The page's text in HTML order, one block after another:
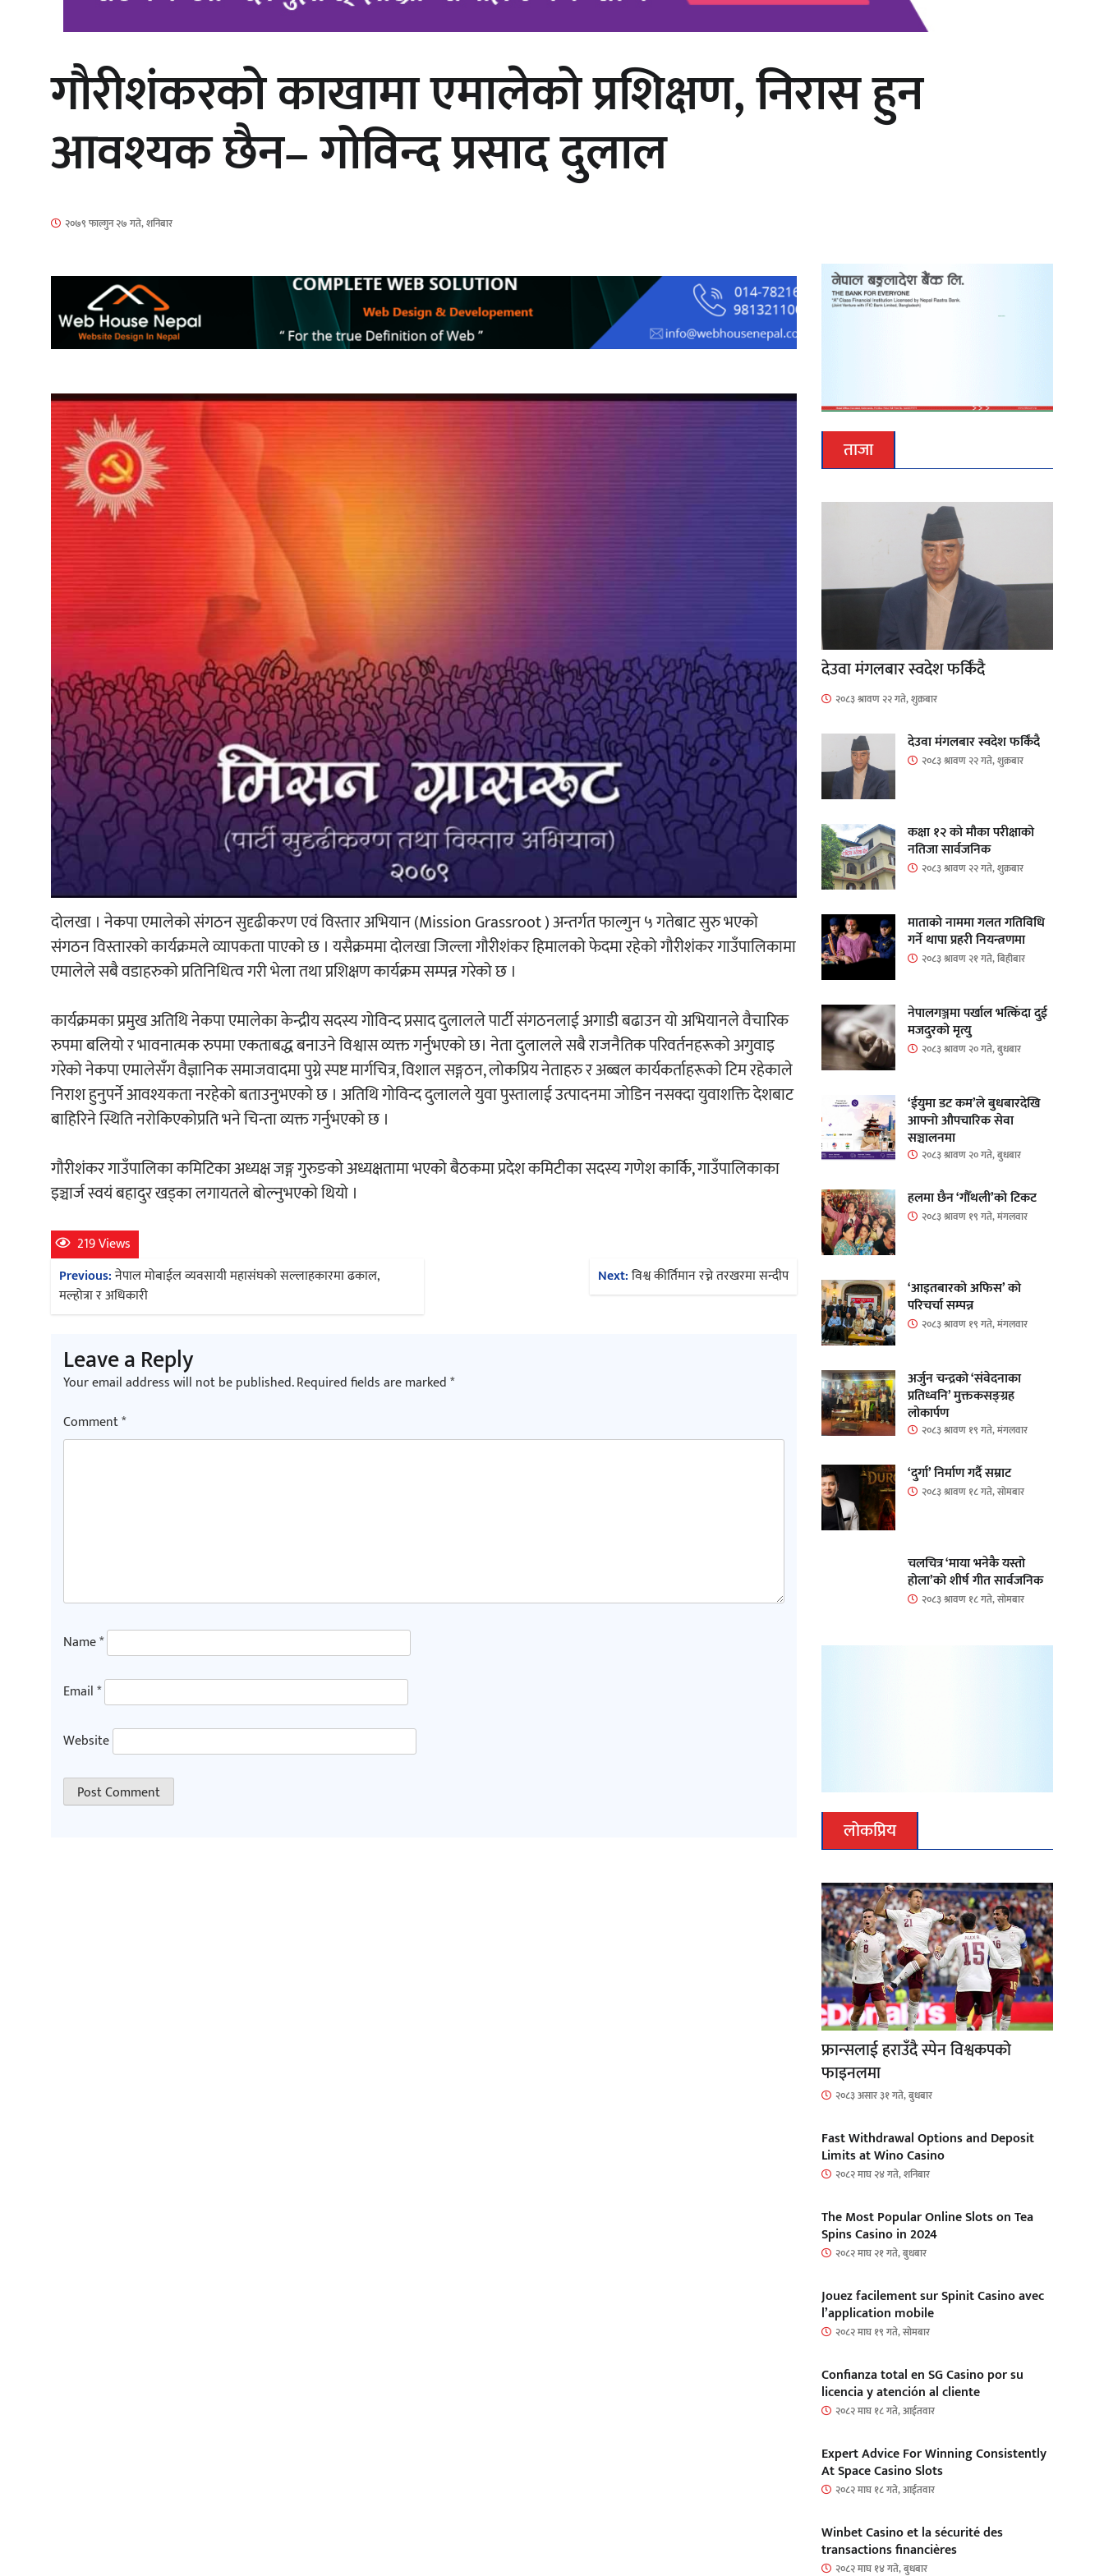
‘आइतबारको अफिस’ को परिचर्चा सम्पन्न
अर्जुन चन्द्रको ‘संवेदनाका प्रतिध्वनि’
मुक्तकसङ्ग्रह लोकार्पण
‘दुर्गा’ निर्माण गर्दै सम्राट
चलचित्र ‘माया भनेकै यस्तो होला’को शीर्ष
गौरीशंकरको काखामा एमालेको प्रशिक्षण, निरास हुन
आवश्यक छैन– गोविन्द प्रसाद दुलाल
२०७९ फाल्गुन २७ गते, शनिबार
दोलखा । नेकपा एमालेको संगठन सुदृढीकरण एवं विस्तार अभियान (Mission Grassroot ) अन्तर्गत फाल्गुन ५ गतेबाट सुरु भएको
संगठन विस्तारको कार्यक्रमले व्यापकता पाएको छ । यसैक्रममा दोलखा जिल्ला गौरीशंकर हिमालको फेदमा रहेको गौरीशंकर गाउँपालिकामा
एमालेले सबै वडाहरुको प्रतिनिधित्व गरी भेला तथा प्रशिक्षण कार्यक्रम सम्पन्न गरेको छ ।
कार्यक्रमका प्रमुख अतिथि नेकपा एमालेका केन्द्रीय सदस्य गोविन्द प्रसाद दुलालले पार्टी संगठनलाई अगाडी बढाउन यो अभियानले वैचारिक
रुपमा बलियो र भावनात्मक रुपमा एकताबद्ध बनाउने विश्वास व्यक्त गर्नुभएको छ। नेता दुलालले सबै राजनैतिक परिवर्तनहरूको अगुवाइ
गरेको नेकपा एमालेसँग वैज्ञानिक समाजवादमा पुग्ने स्पष्ट मार्गचित्र, विशाल सङ्गठन, लोकप्रिय नेताहरु र अब्बल कार्यकर्ताहरूको टिम रहेकाले
निराश हुनुपर्ने आवश्यकता नरहेको बताउनुभएको छ । अतिथि गोविन्द दुलालले युवा पुस्तालाई उत्पादनमा जोडिन नसक्दा युवाशक्ति देशबाट
बाहिरिने स्थिति नरोकिएकोप्रति भने चिन्ता व्यक्त गर्नुभएको छ ।
गौरीशंकर गाउँपालिका कमिटिका अध्यक्ष जङ्ग गुरुङको अध्यक्षतामा भएको बैठकमा प्रदेश कमिटीका सदस्य गणेश कार्कि, गाउँपालिकाका
इञ्चार्ज स्वयं बहादुर खड्का लगायतले बोल्नुभएको थियो ।
219 Views
Post
navigation
Previous:नेपाल मोबाईल व्यवसायी महासंघको सल्लाहकारमा ढकाल,
मल्होत्रा र अधिकारी
Next:विश्व कीर्तिमान रच्ने तरखरमा सन्दीप
Leave a Reply
Your email address will not be published.Required fields are marked*
Comment*
Name*
Email*
Website
ताजा
देउवा मंगलबार स्वदेश फर्किंदै
२०८३ श्रावण २२ गते, शुक्रबार
देउवा मंगलबार स्वदेश फर्किंदै
२०८३ श्रावण २२ गते, शुक्रबार
कक्षा १२ को मौका परीक्षाको
नतिजा सार्वजनिक
२०८३ श्रावण २२ गते, शुक्रबार
माताकाे नाममा गलत गतिविधि
गर्ने थापा प्रहरी नियन्त्रणमा
२०८३ श्रावण २१ गते, बिहीबार
नेपालगञ्जमा पर्खाल भत्किँदा दुई
मजदुरको मृत्यु
२०८३ श्रावण २० गते, बुधबार
‘ईयुमा डट कम’ले बुधबारदेखि
आफ्नो औपचारिक सेवा
सञ्चालनमा
२०८३ श्रावण २० गते, बुधबार
हलमा छैन ‘गौँथली’को टिकट
२०८३ श्रावण १९ गते, मंगलवार
‘आइतबारको अफिस’ को
परिचर्चा सम्पन्न
२०८३ श्रावण १९ गते, मंगलवार
अर्जुन चन्द्रको ‘संवेदनाका
प्रतिध्वनि’ मुक्तकसङ्ग्रह
लोकार्पण
२०८३ श्रावण १९ गते, मंगलवार
‘दुर्गा’ निर्माण गर्दै सम्राट
२०८३ श्रावण १८ गते, सोमबार
चलचित्र ‘माया भनेकै यस्तो
होला’को शीर्ष गीत सार्वजनिक
२०८३ श्रावण १८ गते, सोमबार
लोकप्रिय
फ्रान्सलाई हराउँदै स्पेन विश्वकपको
फाइनलमा
२०८३ असार ३१ गते, बुधबार
Fast Withdrawal Options and Deposit
Limits at Wino Casino
२०८२ माघ २४ गते, शनिबार
The Most Popular Online Slots on Tea
Spins Casino in 2024
२०८२ माघ २१ गते, बुधबार
Jouez facilement sur Spinit Casino avec
l’application mobile
२०८२ माघ १९ गते, सोमबार
Confianza total en SG Casino por su
licencia y atención al cliente
२०८२ माघ १८ गते, आईतवार
Expert Advice For Winning Consistently
At Space Casino Slots
२०८२ माघ १८ गते, आईतवार
Winbet Casino et la sécurité des
transactions financières
२०८२ माघ १४ गते, बुधबार